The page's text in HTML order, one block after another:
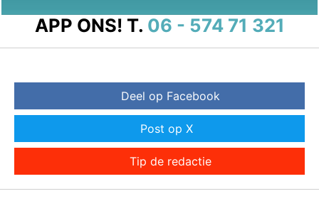
APP ONS! T. 06 - 574 71 321
Deel op Facebook
Post op X
Tip de redactie